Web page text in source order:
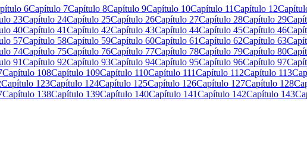
6Capítulo 7Capítulo 8Capítulo 9Capítulo 10Capítulo 11Capítulo 12
23Capítulo 24Capítulo 25Capítulo 26Capítulo 27Capítulo 28Capítulo 29
40Capítulo 41Capítulo 42Capítulo 43Capítulo 44Capítulo 45Capítulo 46
57Capítulo 58Capítulo 59Capítulo 60Capítulo 61Capítulo 62Capítulo 63
74Capítulo 75Capítulo 76Capítulo 77Capítulo 78Capítulo 79Capítulo 80
91Capítulo 92Capítulo 93Capítulo 94Capítulo 95Capítulo 96Capítulo 97
Capítulo 108Capítulo 109Capítulo 110Capítulo 111Capítulo 112Capítulo 113
Capítulo 123Capítulo 124Capítulo 125Capítulo 126Capítulo 127Capítulo 128
Capítulo 138Capítulo 139Capítulo 140Capítulo 141Capítulo 142Capítulo 143